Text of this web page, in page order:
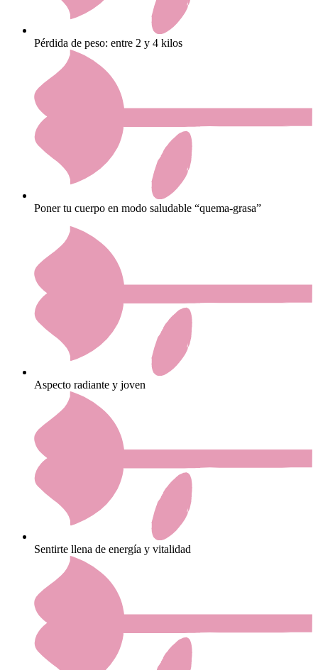
Pérdida de peso: entre 2 y 4 kilos
Poner tu cuerpo en modo saludable “quema-grasa”
Aspecto radiante y joven
Sentirte llena de energía y vitalidad